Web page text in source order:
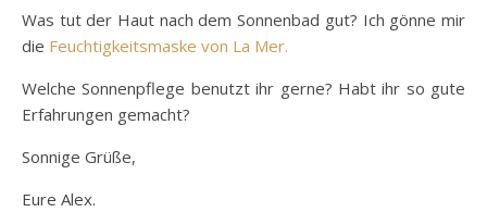
Was tut der Haut nach dem Sonnenbad gut? Ich gönne mir
die Feuchtigkeitsmaske von La Mer.
Welche Sonnenpflege benutzt ihr gerne? Habt ihr so gute
Erfahrungen gemacht?
Sonnige Grüße,
Eure Alex.